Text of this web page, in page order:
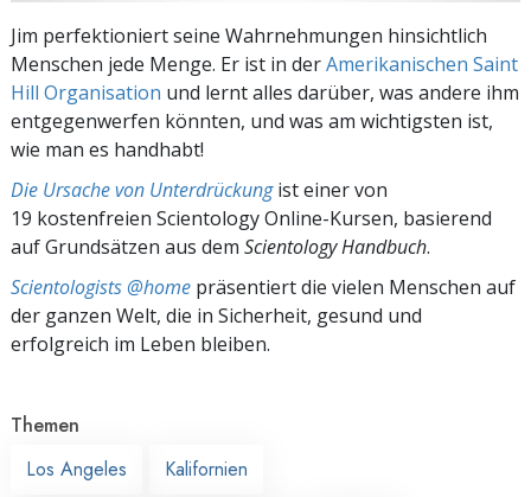
Jim perfektioniert seine Wahrnehmungen hinsichtlich
Menschen jede Menge. Er ist in derAmerikanischen Saint
Hill Organisation und lernt alles darüber, was andere ihm
entgegenwerfen könnten, und was am wichtigsten ist,
wie man es handhabt!
Die Ursache von Unterdrückungist einer von
19 kostenfreien Scientology Online-Kursen, basierend
auf Grundsätzen aus dem Scientology Handbuch.
Scientologists @home präsentiert die vielen Menschen auf
der ganzen Welt, die in Sicherheit, gesund und
erfolgreich im Leben bleiben.
Themen
Los Angeles
Kalifornien